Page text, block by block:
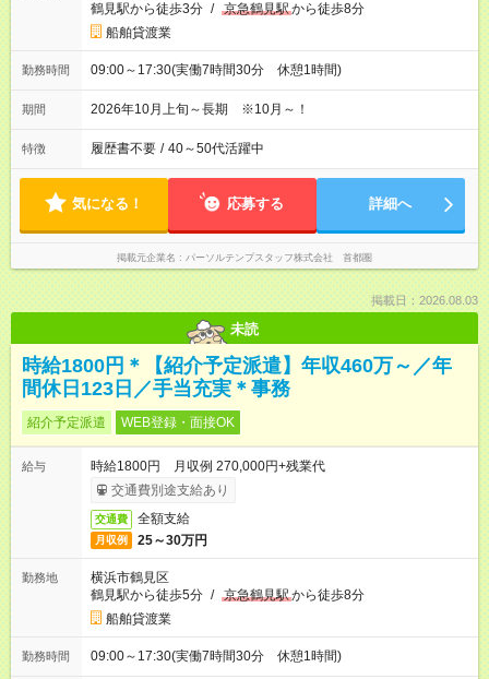
鶴見駅から徒歩3分 / 京急鶴見駅から徒歩8分
船舶貸渡業
勤務時間 09:00～17:30(実働7時間30分 休憩1時間)
期間 2026年10月上旬～長期 ※10月～！
特徴 履歴書不要 / 40～50代活躍中
気になる！ 応募する 詳細へ
掲載元企業名 パーソルテンプスタッフ株式会社 首都圏
掲載日：2026.08.03
未読
時給1800円＊【紹介予定派遣】年収460万～／年
間休日123日／手当充実＊事務
紹介予定派遣 WEB登録・面接OK
給与
時給1800円 月収例 270,000円+残業代
交通費別途支給あり
交通費 全額支給
月収例 25～30万円
勤務地
横浜市鶴見区
鶴見駅から徒歩5分 / 京急鶴見駅から徒歩8分
船舶貸渡業
勤務時間 09:00～17:30(実働7時間30分 休憩1時間)